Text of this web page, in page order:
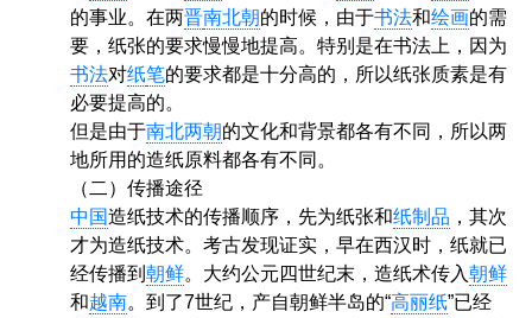
的事业。在两晋南北朝的时候，由于书法和绘画的需
要，纸张的要求慢慢地提高。特别是在书法上，因为
书法对纸笔的要求都是十分高的，所以纸张质素是有
必要提高的。
但是由于南北两朝的文化和背景都各有不同，所以两
地所用的造纸原料都各有不同。
（二）传播途径
中国造纸技术的传播顺序，先为纸张和纸制品 ，其次
才为造纸技术。考古发现证实，早在西汉时，纸就已
经传播到 朝鲜。大约公元四世纪末，造纸术传入朝鲜
和越南。到了7世纪，产自朝鲜半岛的“高丽纸”已经